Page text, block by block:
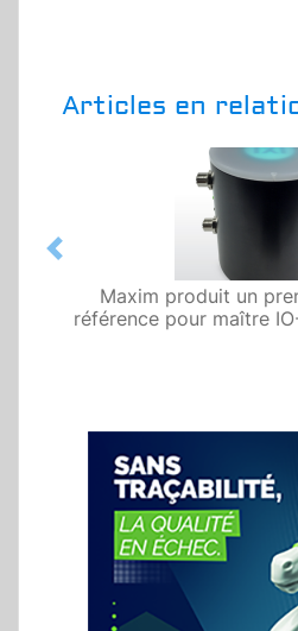
Articles en
Maxim produit un
référence pour maître
Previous